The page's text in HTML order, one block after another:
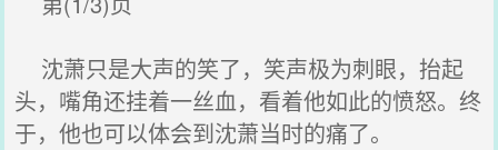
沈萧只是大声的笑了，笑声极为刺眼，抬起
头，嘴角还挂着一丝血，看着他如此的愤怒。终
于，他也可以体会到沈萧当时的痛了。